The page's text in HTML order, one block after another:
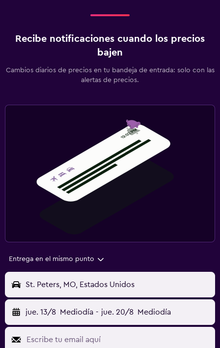
Recibe notificaciones cuando los precios
bajen
Cambios diarios de precios en tu bandeja de entrada: solo con las
alertas de precios.
Entrega en el mismo punto
St. Peters, MO, Estados Unidos
jue. 13/8 Mediodía - jue. 20/8 Mediodía